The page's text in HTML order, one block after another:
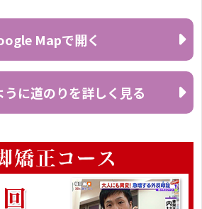
何とかなるんだと思えました
ことでランニングの疲労感がな
悩んでいました
Mapで開く
に道のりを詳しく見る